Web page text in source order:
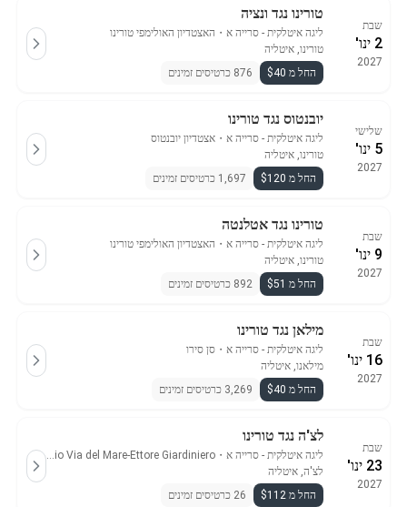
שבת
2 ינו'
2027
טורינו נגד ונציה
ליגה איטלקית - סרייה א ・ האצטדיון האולימפי טורינו
טורינו, איטליה
החל מ $40
876 כרטיסים זמינים
שלישי
5 ינו'
2027
יובנטוס נגד טורינו
ליגה איטלקית - סרייה א ・ אצטדיון יובנטוס
טורינו, איטליה
החל מ $120
1,697 כרטיסים זמינים
שבת
9 ינו'
2027
טורינו נגד אטלנטה
ליגה איטלקית - סרייה א ・ האצטדיון האולימפי טורינו
טורינו, איטליה
החל מ $51
892 כרטיסים זמינים
שבת
16 ינו'
2027
מילאן נגד טורינו
ליגה איטלקית - סרייה א ・ סן סירו
מילאנו, איטליה
החל מ $40
3,269 כרטיסים זמינים
שבת
23 ינו'
2027
לצ'ה נגד טורינו
ליגה איטלקית - סרייה א ・
Stadio Via del Mare-Ettore Giardiniero
לצ'ה, איטליה
החל מ $112
26 כרטיסים זמינים